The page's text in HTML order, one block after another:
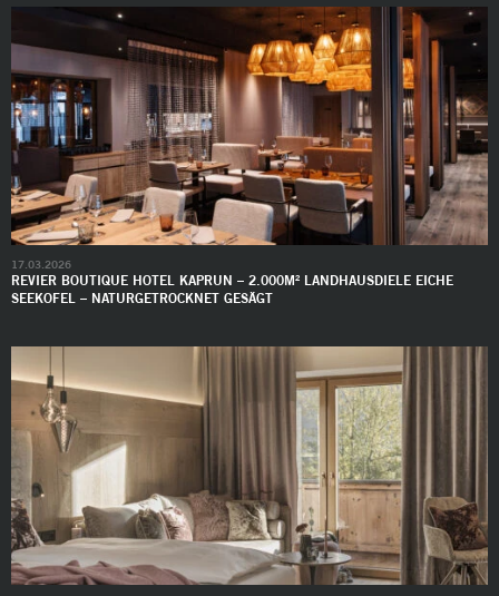
REVIER BOUTIQUE HOTEL KAPRUN – 2.000M² LANDHAUSDIELE EICHE
SEEKOFEL – NATURGETROCKNET GESÄGT
17.03.2026